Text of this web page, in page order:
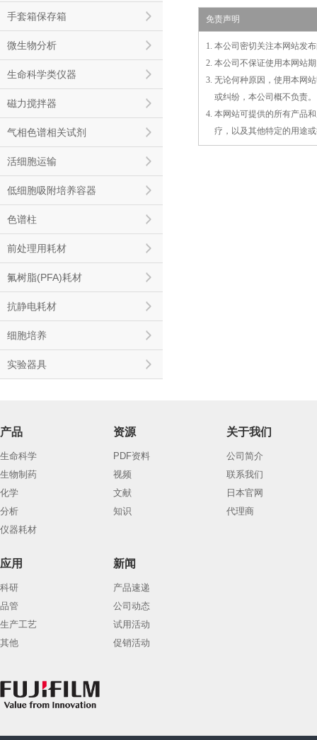
手套箱保存箱
微生物分析
生命科学类仪器
磁力搅拌器
气相色谱相关试剂
活细胞运输
低细胞吸附培养容器
色谱柱
前处理用耗材
氟树脂(PFA)耗材
抗静电耗材
细胞培养
实验器具
免责声明
1. 本公司密切关注本网站发
2. 本公司不保证使用本网站
3. 无论何种原因，使用本网
或纠纷，本公司概不负责。
4. 本网站可提供的所有产品
疗，以及其他特定的用途
产品
生命科学
生物制药
化学
分析
仪器耗材
资源
PDF资料
视频
文献
知识
关于我们
公司简介
联系我们
日本官网
代理商
应用
科研
品管
生产工艺
其他
新闻
产品速递
公司动态
试用活动
促销活动